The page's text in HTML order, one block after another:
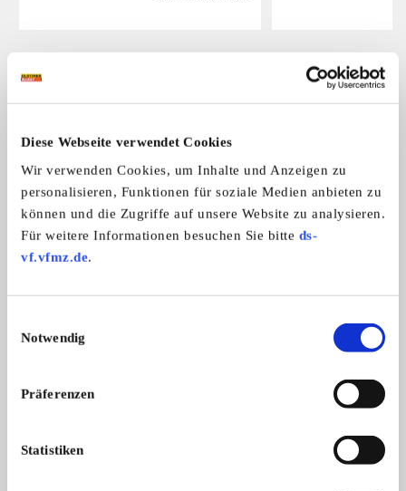
Diese Webseite verwendet Cookies
Wir verwenden Cookies, um Inhalte und Anzeigen zu
personalisieren, Funktionen für soziale Medien anbieten zu
können und die Zugriffe auf unsere Website zu analysieren.
Für weitere Informationen besuchen Sie bitte ds-
vf.vfmz.de.
Notwendig
Präferenzen
Statistiken
ALLE ANZEIGEN
1
Sa ...